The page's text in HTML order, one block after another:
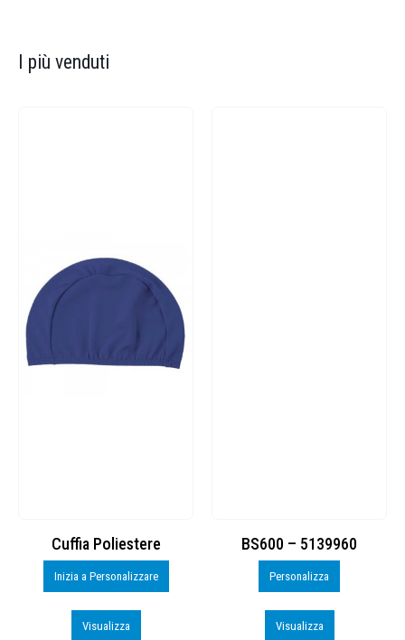
I più venduti
Cuffia Poliestere
Inizia a Personalizzare
Visualizza
BS600 – 5139960
Personalizza
Visualizza